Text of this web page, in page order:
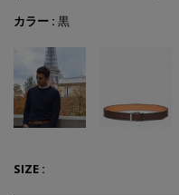
カラー : 黒
SIZE :